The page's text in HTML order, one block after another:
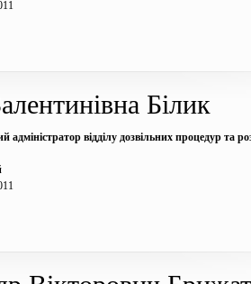
Білик
адміністратор відділу дозвільних процедур та